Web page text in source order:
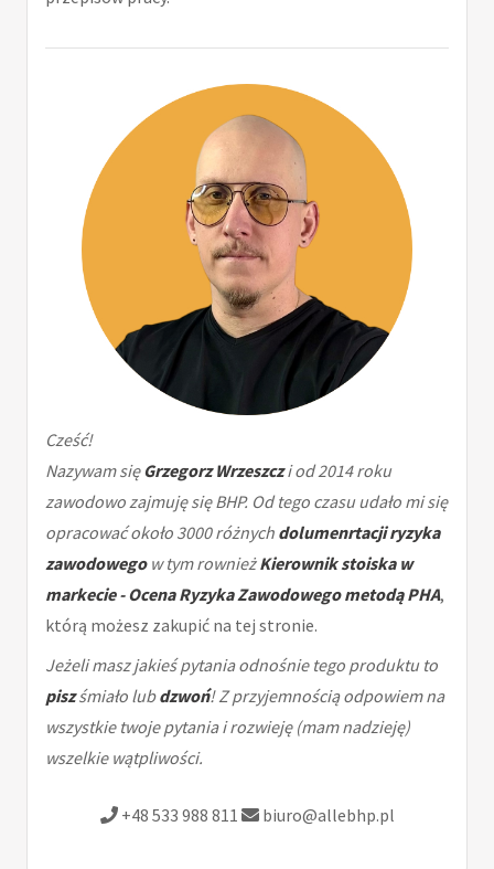
Cześć!
Nazywam sięGrzegorz Wrzeszczi od 2014 roku
zawodowo zajmuję się BHP. Od tego czasu udało mi się
opracować około 3000 różnych dolumenrtacji ryzyka
zawodowegow tym rownieżKierownik stoiska w
markecie - Ocena Ryzyka Zawodowego metodą PHA,
którą możesz zakupić na tej stronie.
Jeżeli masz jakieś pytania odnośnie tego produktu to
piszśmiało lubdzwoń! Z przyjemnością odpowiem na
wszystkie twoje pytania i rozwieję (mam nadzieję)
wszelkie wątpliwości.
+48 533 988 811 biuro@allebhp.pl